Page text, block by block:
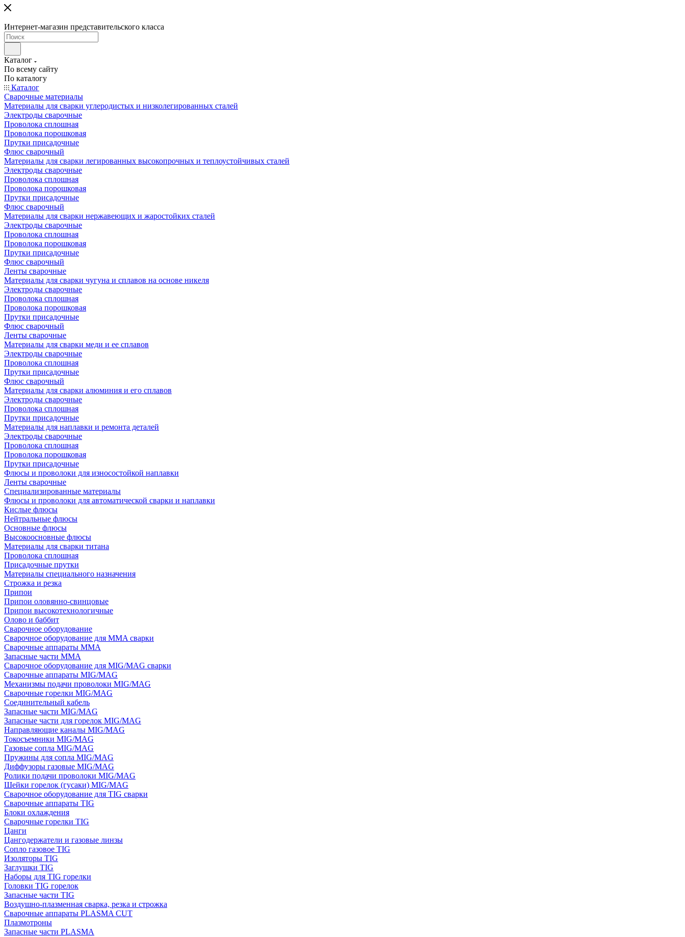
Интернет-магазин представительского класса
Каталог
По всему сайту
По каталогу
Каталог
Сварочные материалы
Материалы для сварки углеродистых и низколегированных сталей
Электроды сварочные
Проволока сплошная
Проволока порошковая
Прутки присадочные
Флюс сварочный
Материалы для сварки легированных высокопрочных и теплоустойчивых сталей
Электроды сварочные
Проволока сплошная
Проволока порошковая
Прутки присадочные
Флюс сварочный
Материалы для сварки нержавеющих и жаростойких сталей
Электроды сварочные
Проволока сплошная
Проволока порошковая
Прутки присадочные
Флюс сварочный
Ленты сварочные
Материалы для сварки чугуна и сплавов на основе никеля
Электроды сварочные
Проволока сплошная
Проволока порошковая
Прутки присадочные
Флюс сварочный
Ленты сварочные
Материалы для сварки меди и ее сплавов
Электроды сварочные
Проволока сплошная
Прутки присадочные
Флюс сварочный
Материалы для сварки алюминия и его сплавов
Электроды сварочные
Проволока сплошная
Прутки присадочные
Материалы для наплавки и ремонта деталей
Электроды сварочные
Проволока сплошная
Проволока порошковая
Прутки присадочные
Флюсы и проволоки для износостойкой наплавки
Ленты сварочные
Специализированные материалы
Флюсы и проволоки для автоматической сварки и наплавки
Кислые флюсы
Нейтральные флюсы
Основные флюсы
Высокоосновные флюсы
Материалы для сварки титана
Проволока сплошная
Присадочные прутки
Материалы специального назначения
Строжка и резка
Припои
Припои оловянно-свинцовые
Припои высокотехнологичные
Олово и баббит
Сварочное оборудование
Сварочное оборудование для MMA сварки
Сварочные аппараты MMA
Запасные части MMA
Сварочное оборудование для MIG/MAG сварки
Сварочные аппараты MIG/MAG
Механизмы подачи проволоки MIG/MAG
Сварочные горелки MIG/MAG
Соединительный кабель
Запасные части MIG/MAG
Запасные части для горелок MIG/MAG
Направляющие каналы MIG/MAG
Токосъемники MIG/MAG
Газовые сопла MIG/MAG
Пружины для сопла MIG/MAG
Диффузоры газовые MIG/MAG
Ролики подачи проволоки MIG/MAG
Шейки горелок (гусаки) MIG/MAG
Сварочное оборудование для TIG сварки
Сварочные аппараты TIG
Блоки охлаждения
Сварочные горелки TIG
Цанги
Цангодержатели и газовые линзы
Сопло газовое TIG
Изоляторы TIG
Заглушки TIG
Наборы для TIG горелки
Головки TIG горелок
Запасные части TIG
Воздушно-плазменная сварка, резка и строжка
Сварочные аппараты PLASMA CUT
Плазмотроны
Запасные части PLASMA